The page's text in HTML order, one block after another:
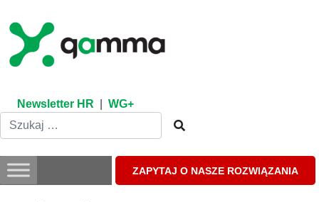
content
Newsletter HR WG+
ZAPYTAJ O NASZE ROZWIĄZANIA